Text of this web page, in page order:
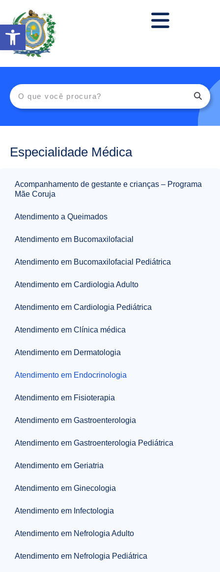
Abrir a barra de ferramentas
Especialidade Médica
Acompanhamento de gestante e crianças – Programa
Mãe Coruja
Atendimento a Queimados
Atendimento em Bucomaxilofacial
Atendimento em Bucomaxilofacial Pediátrica
Atendimento em Cardiologia Adulto
Atendimento em Cardiologia Pediátrica
Atendimento em Clínica médica
Atendimento em Dermatologia
Atendimento em Endocrinologia
Atendimento em Fisioterapia
Atendimento em Gastroenterologia
Atendimento em Gastroenterologia Pediátrica
Atendimento em Geriatria
Atendimento em Ginecologia
Atendimento em Infectologia
Atendimento em Nefrologia Adulto
Atendimento em Nefrologia Pediátrica